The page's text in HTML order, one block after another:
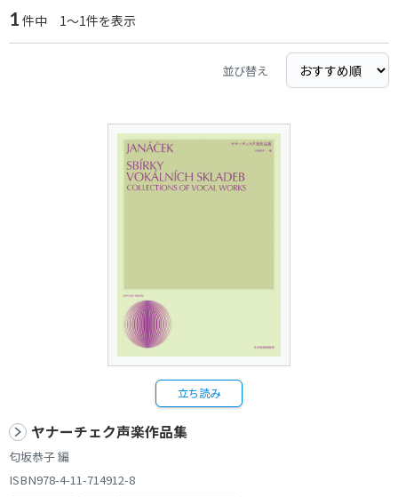
1 件中 1～1件を表示
並び替え
立ち読み
ヤナーチェク声楽作品集
匂坂恭子 編
ISBN978-4-11-714912-8